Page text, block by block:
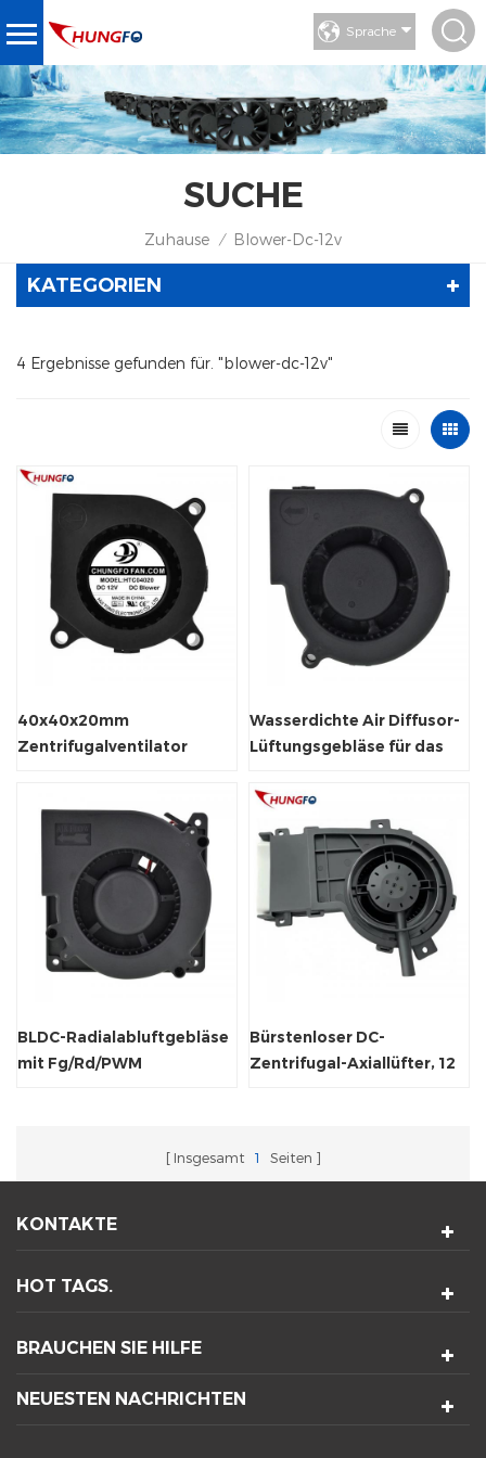
Sprache
SUCHE
Zuhause / Blower-Dc-12v
KATEGORIEN
4 Ergebnisse gefunden für. "blower-dc-12v"
40x40x20mm
Zentrifugalventilator
Wasserdichte Air Diffusor-
Lüftungsgebläse für das
BLDC-Radialabluftgebläse
mit Fg/Rd/PWM
Bürstenloser DC-
Zentrifugal-Axiallüfter, 12
Insgesamt 1 Seiten
KONTAKTE
HOT TAGS.
BRAUCHEN SIE HILFE
NEUESTEN NACHRICHTEN